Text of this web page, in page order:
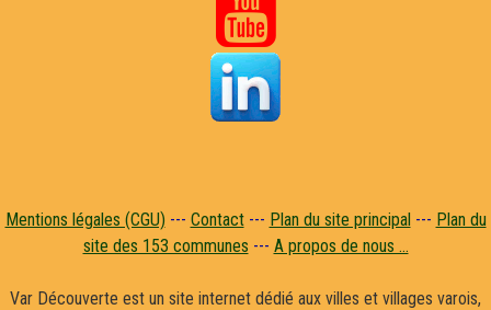

Mentions légales (CGU) --- Contact--- Plan du site principal--- Plan du
site des 153 communes --- A propos de nous ...
Var Découverte est un site internet dédié aux villes et villages varois,